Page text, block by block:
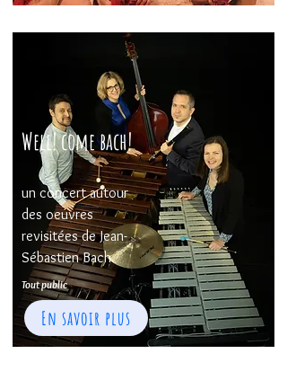
Well! come bach!
un concert autour
des oeuvres
revisitées de Jean-
Sébastien Bach
Tout public
En savoir plus